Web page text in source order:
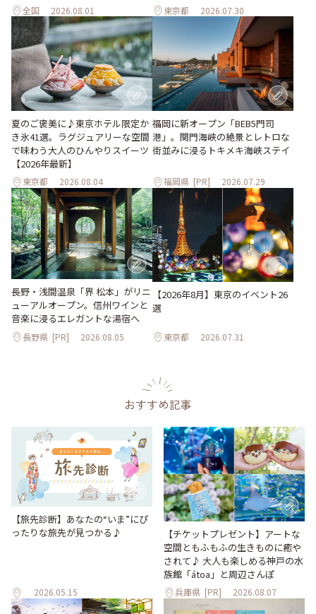
全国 2026.08.01 東京都 2026.07.30
夏のご褒美に♪東京ホテル限定か
き氷41選。ラグジュアリーな空間
で味わう大人のひんやりスイーツ
【2026年最新】
東京都 2026.08.04
福岡に新オープン「BEB5門司
港」。関門海峡の絶景とレトロな
街並みに浸るトキメキ海峡ステイ
福岡県 [PR] 2026.07.29
長野・浅間温泉「界 松本」がリニ
ューアルオープン。信州ワインと
音楽に浸るエレガントな湯宿へ
長野県 [PR] 2026.08.05
【2026年8月】東京のイベント26
選
東京都 2026.07.31
おすすめ記事
【旅先診断】あなたの“いま”にぴ
ったりな旅先が見つかる♪
2026.05.15
【チケットプレゼント】アートな
空間ともふもふの生きものに癒や
されて♪ 大人も楽しめる神戸の水
族館「átoa」と周辺さんぽ
兵庫県 [PR] 2026.08.07